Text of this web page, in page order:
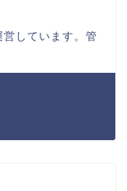
しています。管